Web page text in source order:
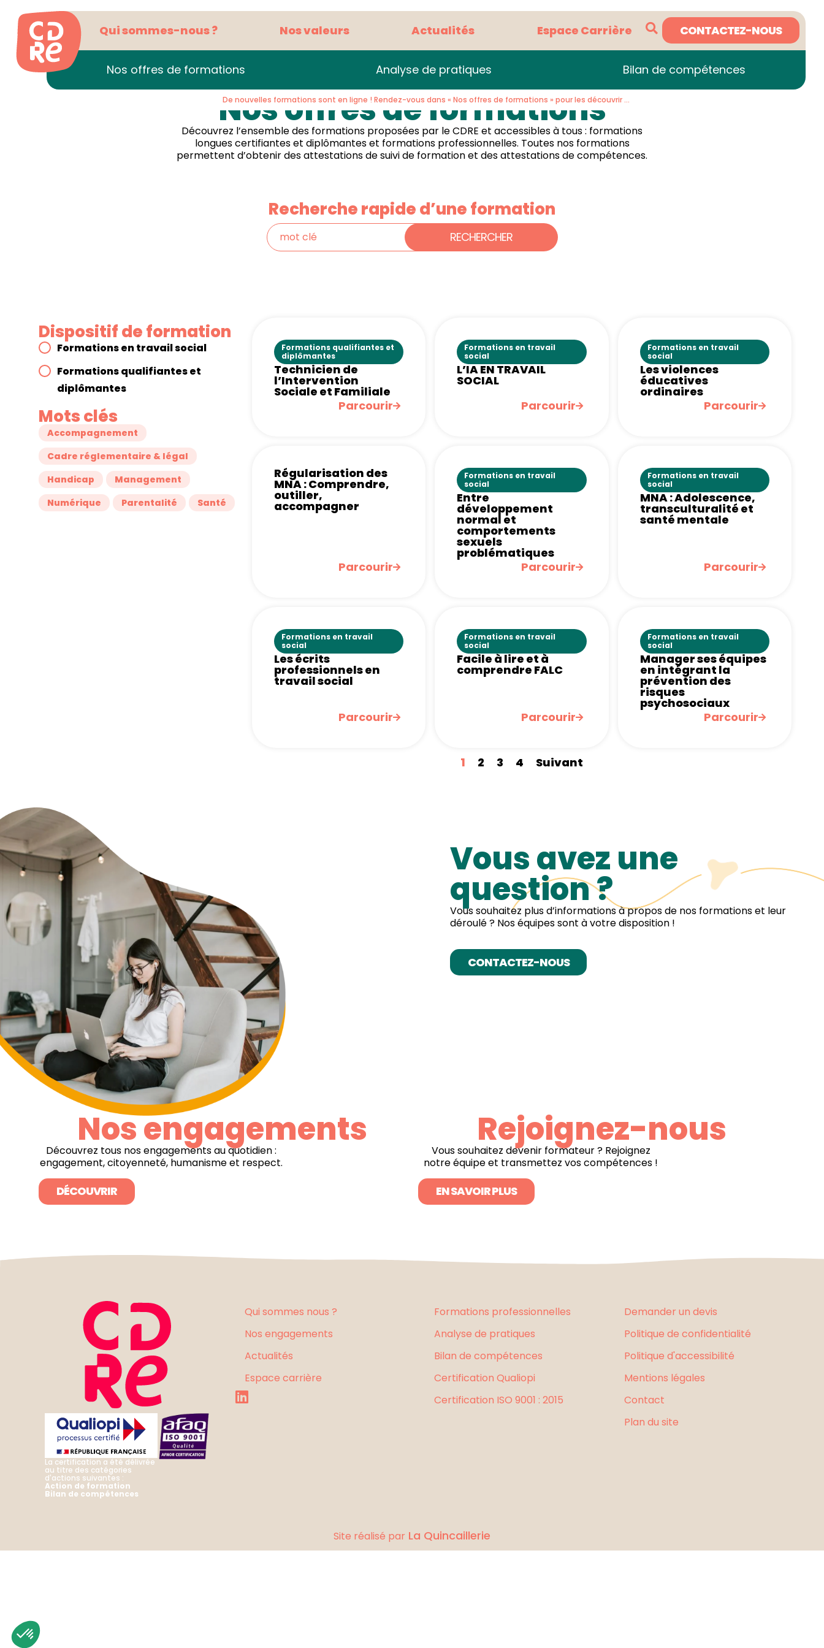
Qui sommes-nous ? Nos valeurs Actualités Espace Carrière CONTACTEZ-NOUS
Nos offres de formations Analyse de pratiques Bilan de compétences
De nouvelles formations sont en ligne ! Rendez-vous dans « Nos offres de formations » pour les découvrir …
Nos offres de formations
Découvrez l’ensemble des formations proposées par le CDRE et accessibles à tous : formations
longues certifiantes et diplômantes et formations professionnelles. Toutes nos formations
permettent d’obtenir des attestations de suivi de formation et des attestations de compétences.
Recherche rapide d’une formation
RECHERCHER
Dispositif de formation
Formations en travail social
Formations qualifiantes et
diplômantes
Mots clés
Accompagnement
Cadre réglementaire & légal
Handicap
Management
Numérique
Parentalité Santé
Formations qualifiantes et
diplômantes
Technicien de
l’Intervention
Sociale et Familiale
Parcourir
Formations en travail
social
L’IA EN TRAVAIL
SOCIAL
Parcourir
Formations en travail
social
Les violences
éducatives
ordinaires
Parcourir
Régularisation des
MNA : Comprendre,
outiller,
accompagner
Parcourir
Formations en travail
social
Entre
développement
normal et
comportements
sexuels
problématiques
Parcourir
Formations en travail
social
MNA : Adolescence,
transculturalité et
santé mentale
Parcourir
Formations en travail
social
Les écrits
professionnels en
travail social
Parcourir
Formations en travail
social
Facile à lire et à
comprendre FALC
Parcourir
Formations en travail
social
Manager ses équipes
en intégrant la
prévention des
risques
psychosociaux
Parcourir
1 2 3 4 Suivant
Vous avez une
question ?
Vous souhaitez plus d’informations à propos de nos formations et leur
déroulé ? Nos équipes sont à votre disposition !
CONTACTEZ-NOUS
Nos engagements
Découvrez tous nos engagements au quotidien :
engagement, citoyenneté, humanisme et respect.
DÉCOUVRIR
Rejoignez-nous
Vous souhaitez devenir formateur ? Rejoignez
notre équipe et transmettez vos compétences !
EN SAVOIR PLUS
La certification a été délivrée
au titre des catégories
d'actions suivantes :
Action de formation
Bilan de compétences
Qui sommes nous ?
Nos engagements
Actualités
Espace carrière
Formations professionnelles
Analyse de pratiques
Bilan de compétences
Certification Qualiopi
Certification ISO 9001 : 2015
Demander un devis
Politique de confidentialité
Politique d'accessibilité
Mentions légales
Contact
Plan du site
Site réalisé par La Quincaillerie